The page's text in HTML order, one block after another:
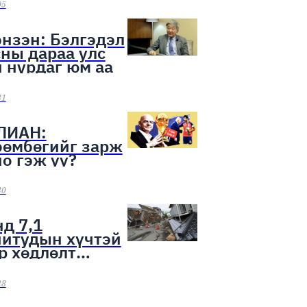
Бэлгэдэл
дараа улс
нурдаг юм аа
зарж
гэж үү?
7,1
хүчтэй
хөдлөлт